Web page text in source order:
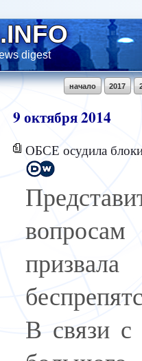
digest
2017
начало
9октября2014
ОБСЕ осудила
В связи с